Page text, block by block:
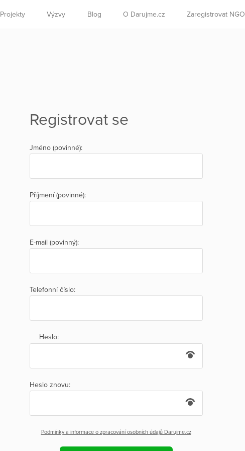
Projekty Výzvy Blog O Darujme.cz Zaregistrovat NGO
Registrovat se
Jméno (povinné):
Příjmení (povinné):
E-mail (povinný):
Telefonní číslo:
Heslo:
Heslo znovu:
Podmínky a informace o zpracování osobních údajů Darujme.cz